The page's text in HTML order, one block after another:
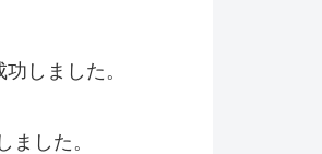
しました。
した。